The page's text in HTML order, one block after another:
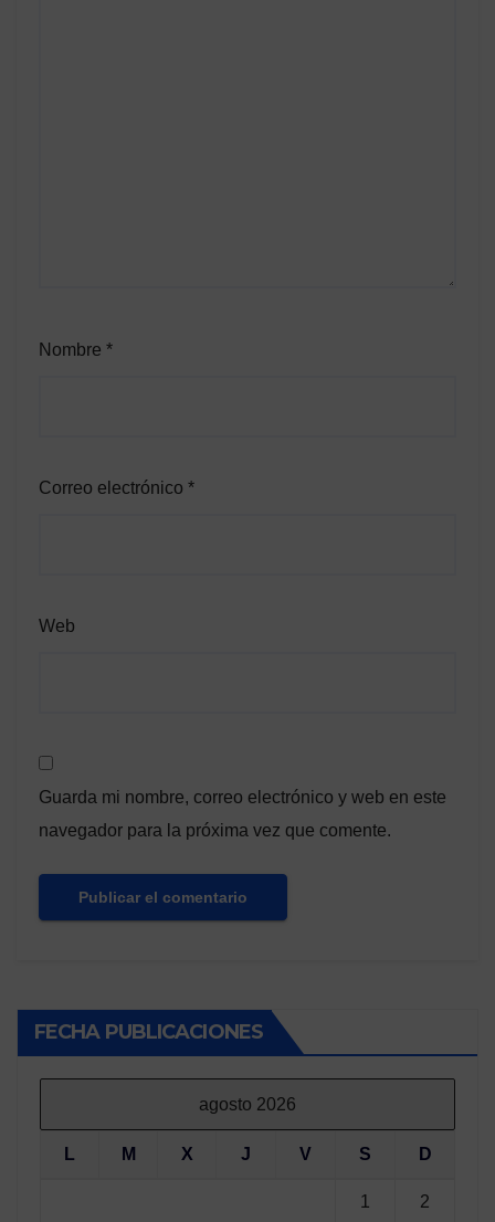
Nombre *
Correo electrónico *
Web
Guarda mi nombre, correo electrónico y web en este
navegador para la próxima vez que comente.
FECHA PUBLICACIONES
agosto 2026
L M X J V S D
1 2